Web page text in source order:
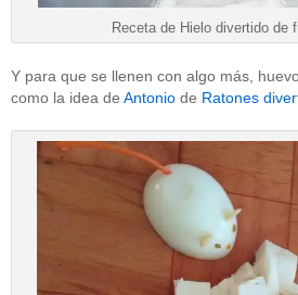
Receta de Hielo divertido de
Y para que se llenen con algo más,
como la idea de Antonio de Ratones